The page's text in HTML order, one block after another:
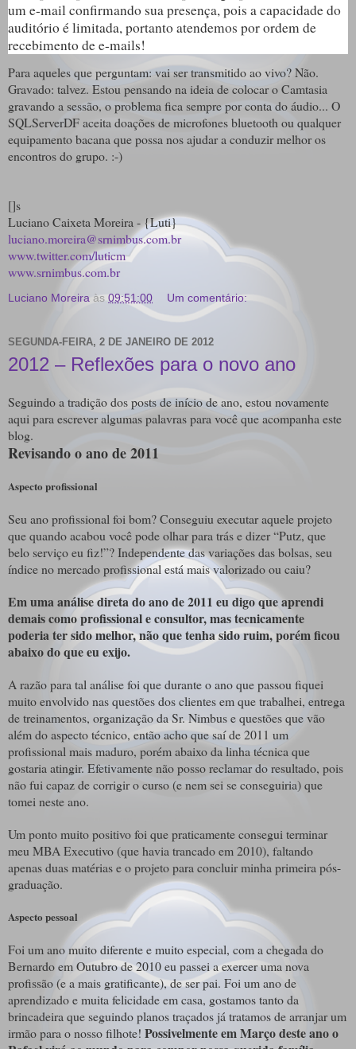
um e-mail confirmando sua presença, pois a capacidade do
auditório é limitada, portanto atendemos por ordem de
recebimento de e-mails!
Para aqueles que perguntam: vai ser transmitido ao vivo? Não.
Gravado: talvez. Estou pensando na ideia de colocar o Camtasia
gravando a sessão, o problema fica sempre por conta do áudio... O
SQLServerDF aceita doações de microfones bluetooth ou qualquer
equipamento bacana que possa nos ajudar a conduzir melhor os
encontros do grupo. :-)
[]s
Luciano Caixeta Moreira - {Luti}
luciano.moreira@srnimbus.com.br
www.twitter.com/luticm
www.srnimbus.com.br
Luciano Moreira às 09:51:00 Um comentário:
SEGUNDA-FEIRA, 2 DE JANEIRO DE 2012
2012 – Reflexões para o novo ano
Seguindo a tradição dos posts de início de ano, estou novamente
aqui para escrever algumas palavras para você que acompanha este
blog.
Revisando o ano de 2011
Aspecto profissional
Seu ano profissional foi bom? Conseguiu executar aquele projeto
que quando acabou você pode olhar para trás e dizer “Putz, que
belo serviço eu fiz!”? Independente das variações das bolsas, seu
índice no mercado profissional está mais valorizado ou caiu?
Em uma análise direta do ano de 2011 eu digo que aprendi
demais como profissional e consultor, mas tecnicamente
poderia ter sido melhor, não que tenha sido ruim, porém ficou
abaixo do que eu exijo.
A razão para tal análise foi que durante o ano que passou fiquei
muito envolvido nas questões dos clientes em que trabalhei, entrega
de treinamentos, organização da Sr. Nimbus e questões que vão
além do aspecto técnico, então acho que saí de 2011 um
profissional mais maduro, porém abaixo da linha técnica que
gostaria atingir. Efetivamente não posso reclamar do resultado, pois
não fui capaz de corrigir o curso (e nem sei se conseguiria) que
tomei neste ano.
Um ponto muito positivo foi que praticamente consegui terminar
meu MBA Executivo (que havia trancado em 2010), faltando
apenas duas matérias e o projeto para concluir minha primeira pós-
graduação.
Aspecto pessoal
Foi um ano muito diferente e muito especial, com a chegada do
Bernardo em Outubro de 2010 eu passei a exercer uma nova
profissão (e a mais gratificante), de ser pai. Foi um ano de
aprendizado e muita felicidade em casa, gostamos tanto da
brincadeira que seguindo planos traçados já tratamos de arranjar um
irmão para o nosso filhote! Possivelmente em Março deste ano o